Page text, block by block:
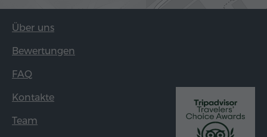
Über uns
Bewertungen
FAQ
Kontakte
Team